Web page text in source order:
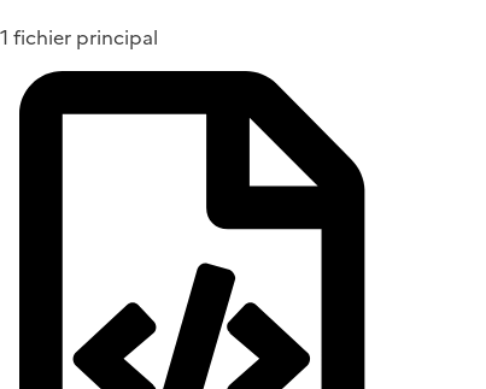
1 fichier principal